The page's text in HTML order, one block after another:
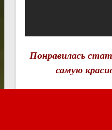
Понравилась
самую